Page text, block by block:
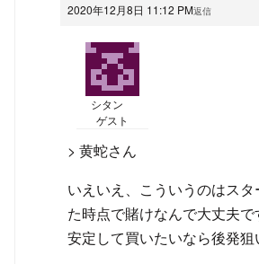
2020年12月8日 11:12 PM返信
シタン
ゲスト
> 黄蛇さん
いえいえ、こういうのはス
た時点で賭けなんで大丈夫で
安定して買いたいなら後発狙